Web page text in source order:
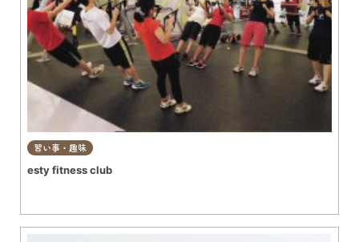
習い事・趣味
esty fitness club